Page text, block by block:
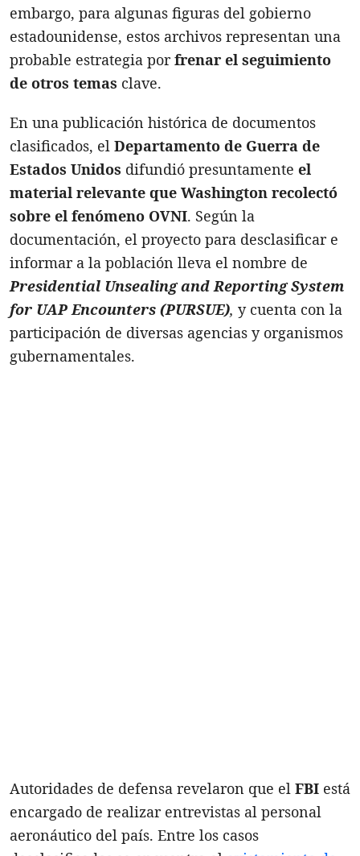
embargo, para algunas figuras del gobierno
estadounidense, estos archivos representan una
probable estrategia porfrenar el seguimiento
de otros temas clave.
En una publicación histórica de documentos
clasificados, el Departamento de Guerra de
Estados Unidos difundió presuntamente el
material relevante que Washington recolectó
sobre el fenómeno OVNI. Según la
documentación, el proyecto para desclasificar e
informar a la población lleva el nombre de
Presidential Unsealing and Reporting System
for UAP Encounters (PURSUE), y cuenta con la
participación de diversas agencias y organismos
gubernamentales.
Autoridades de defensa revelaron que el FBI está
encargado de realizar entrevistas al personal
aeronáutico del país. Entre los casos